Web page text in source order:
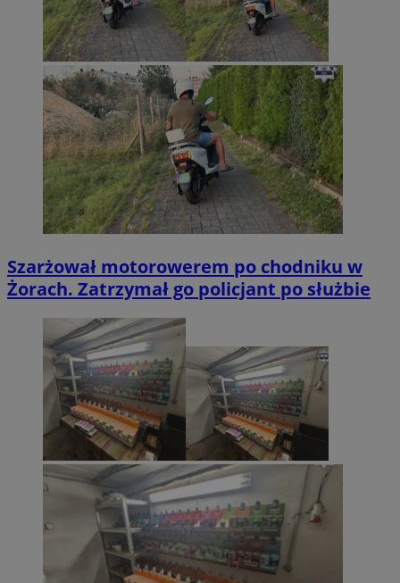
Szarżował motorowerem po chodniku w
Żorach. Zatrzymał go policjant po służbie